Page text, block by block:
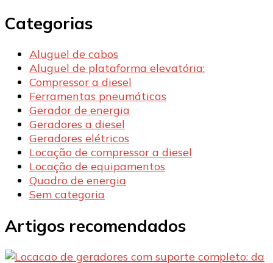
Categorias
Aluguel de cabos
Aluguel de plataforma elevatória:
Compressor a diesel
Ferramentas pneumáticas
Gerador de energia
Geradores a diesel
Geradores elétricos
Locação de compressor a diesel
Locação de equipamentos
Quadro de energia
Sem categoria
Artigos recomendados